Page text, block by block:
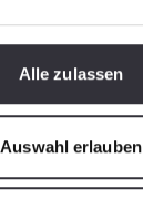
Alle zulassen
Auswahl erlauben